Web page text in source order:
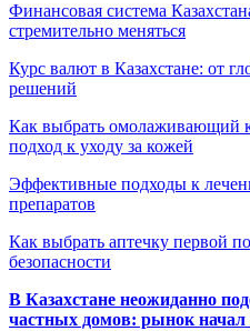
Финансовая система
стремительно меняться
Курс валют в Казахстане: от
решений
Как выбрать омолаживающий
подход к уходу за кожей
Эффективные подходы к
препаратов
Как выбрать аптечку первой
безопасности
В Казахстане неожиданно
частных домов: рынок начал